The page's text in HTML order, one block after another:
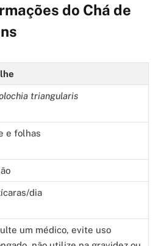
do Chá de
triangularis
e folhas
dia
um médico, evite uso